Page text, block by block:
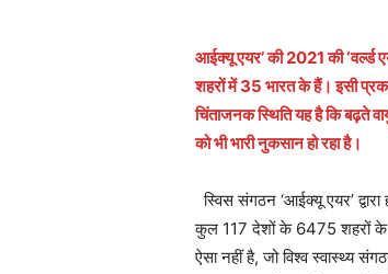
आईक्यू एयर’ की 2021 की ‘वर्ल्ड
शहरों में 35 भारत के हैं। इसी
चिंताजनक स्थिति यह है कि बढ़ते
को भी भारी नुकसान हो रहा है।
स्विस संगठन ‘आईक्यू एयर’ द्वारा
कुल 117 देशों के 6475 शहरों के
ऐसा नहीं है, जो विश्व स्वास्थ्य